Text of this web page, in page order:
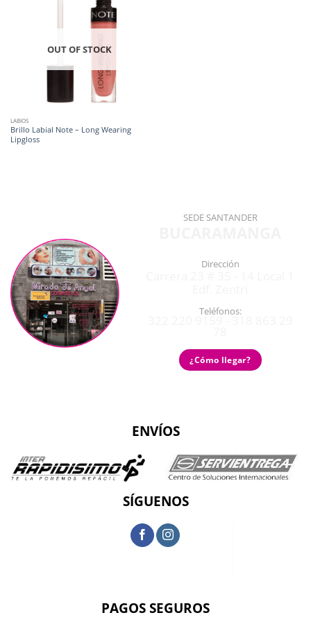
OUT OF STOCK
LABIOS
Brillo Labial Note – Long Wearing
Lipgloss
SEDE SANTANDER
Dirección
Teléfonos:
¿Cómo llegar?
ENVÍOS
SÍGUENOS
PAGOS SEGUROS